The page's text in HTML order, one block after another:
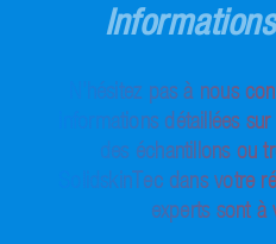
N’hésitez pas à nous
informations détaillées
des échantillons ou
SolidskinTec dans votre
experts sont à